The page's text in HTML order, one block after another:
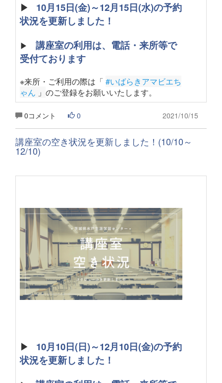
▶
10月15日(金)～12月15日(水)の予約
状況を更新しました！
▶ 講座室の利用は、電話・来所等で
受付ております
※来所・ご利用の際は「 #いばらきアマビエち
ゃん 」 のご登録をお願いいたします。
0コメント 0 2021/10/15
講座室の空き状況を更新しました！(10/10～
12/10)
▶
10月10日(日)～12月10日(金)の予約
状況を更新しました！